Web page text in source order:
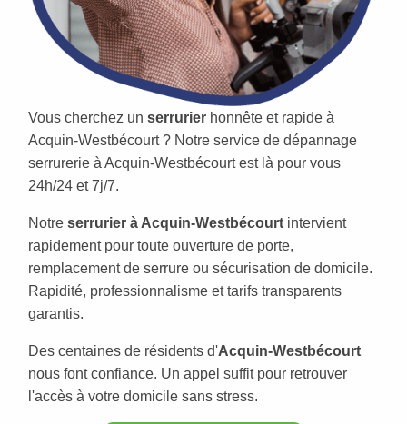
Vous cherchez un serrurier honnête et rapide à
Acquin-Westbécourt ? Notre service de dépannage
serrurerie à Acquin-Westbécourt est là pour vous
24h/24 et 7j/7.
Notre serrurier à Acquin-Westbécourt intervient
rapidement pour toute ouverture de porte,
remplacement de serrure ou sécurisation de domicile.
Rapidité, professionnalisme et tarifs transparents
garantis.
Des centaines de résidents d'Acquin-Westbécourt
nous font confiance. Un appel suffit pour retrouver
l'accès à votre domicile sans stress.